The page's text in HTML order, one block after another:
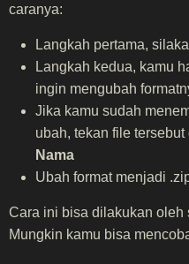
caranya:
Langkah pertama,
Langkah kedua, kamu
ingin mengubah
Jika kamu sudah
ubah, tekan file tersebut
Nama
Ubah format menjadi
Cara ini bisa dilakukan oleh
Mungkin kamu bisa